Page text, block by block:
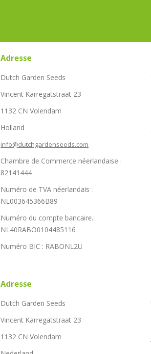
Adresse
Dutch Garden Seeds
Vincent Karregatstraat 23
1132 CN Volendam
Holland
info@dutchgardenseeds.com
Chambre de Commerce néerlandaise :
82141444
Numéro de TVA néerlandais :
NL003645366B89
Numéro du compte bancaire.:
NL40RABO0104485116
Numéro BIC : RABONL2U
Adresse
Dutch Garden Seeds
Vincent Karregatstraat 23
1132 CN Volendam